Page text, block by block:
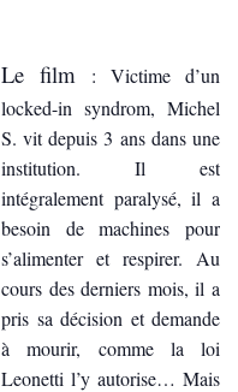
Le film : Victime d’un
locked-in syndrom, Michel
S. vit depuis 3 ans dans une
institution. Il est
intégralement paralysé, il a
besoin de machines pour
s’alimenter et respirer. Au
cours des derniers mois, il a
pris sa décision et demande
à mourir, comme la loi
Leonetti l’y autorise… Mais